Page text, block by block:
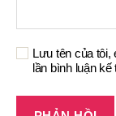
Lưu tên của tôi,
lần bình luận kế